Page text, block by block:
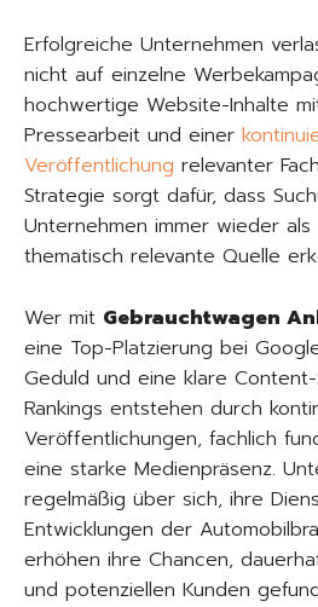
Erfolgreiche Unternehmen
nicht auf einzelne
hochwertige Website-Inhalte
Pressearbeit und einer
Veröffentlichung relevanter
Strategie sorgt dafür, dass
Unternehmen immer wieder
thematisch relevante Quelle
Wer mit Gebrauchtwagen
eine Top-Platzierung bei
Geduld und eine klare
Rankings entstehen durch
Veröffentlichungen, fachlich
eine starke Medienpräsenz.
regelmäßig über sich, ihre
Entwicklungen der
erhöhen ihre Chancen,
und potenziellen Kunden